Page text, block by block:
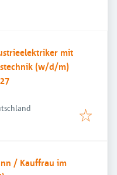
mit
(w/d/m)
/ Kauffrau im